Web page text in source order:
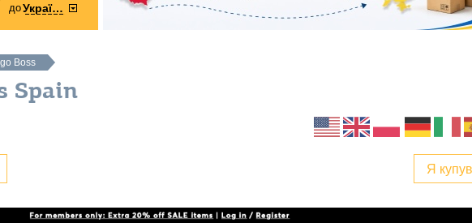
доУкраїни Вінницька в офісі Ukraine-Express
Boss
Spain
Я